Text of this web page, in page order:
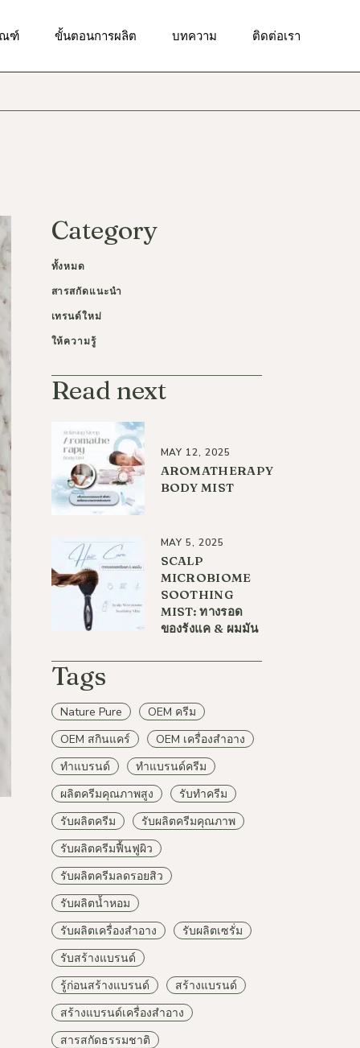
ฑ์
เพื่อการดูแลผิวรอบ
ผลัดเซลล์ผิว
บำรุงผิวกาย
ขั้นตอนการผลิต บทความ ติดต่อเรา
ทำความสะอาดผิวหน้า
ฑ์เพื่อผิวชุ่มชื้น
ฑ์ผลัดเซลล์ผิว
บำรุงผิวกาย
Category
ทั้งหมด
สารสกัดแนะนำ
เทรนด์ใหม่
ให้ความรู้
Read next
MAY 12, 2025
AROMATHERAPY
BODY MIST
MAY 5, 2025
SCALP
MICROBIOME
SOOTHING
MIST: ทางรอด
ของรังแค & ผมมัน
Tags
Nature Pure
OEM ครีม
OEM สกินแคร์
OEM เครื่องสำอาง
ทำแบรนด์
ทำแบรนด์ครีม
ผลิตครีมคุณภาพสูง
รับทำครีม
รับผลิตครีม
รับผลิตครีมคุณภาพ
รับผลิตครีมฟื้นฟูผิว
รับผลิตครีมลดรอยสิว
รับผลิตน้ำหอม
รับผลิตเครื่องสำอาง
รับผลิตเซรั่ม
รับสร้างแบรนด์
รู้ก่อนสร้างแบรนด์
สร้างแบรนด์
สร้างแบรนด์เครื่องสำอาง
สารสกัดธรรมชาติ